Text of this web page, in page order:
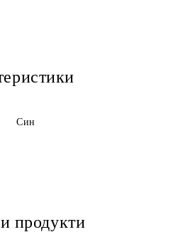
Син
продукти